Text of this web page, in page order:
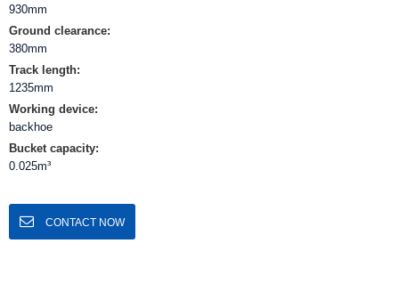
930mm
Ground clearance:
380mm
Track length:
1235mm
Working device:
backhoe
Bucket capacity:
0.025m³
CONTACT NOW